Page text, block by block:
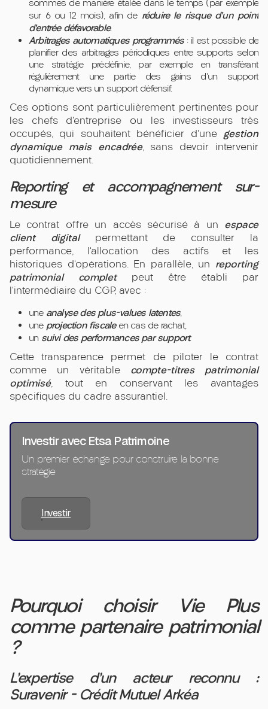
sommes de manière étalée dans le temps (par exemple
sur 6 ou 12 mois), afin de réduire le risque d’un point
d’entrée défavorable.
Arbitrages automatiques programmés: il est possible de
planifier des arbitrages périodiques entre supports selon
une stratégie prédéfinie, par exemple en transférant
régulièrement une partie des gains d’un support
dynamique vers un support défensif.
Ces options sont particulièrement pertinentes pour
les chefs d’entreprise ou les investisseurs très
occupés, qui souhaitent bénéficier d’une gestion
dynamique mais encadrée, sans devoir intervenir
quotidiennement.
Reporting et accompagnement sur-
mesure
Le contrat offre un accès sécurisé à un espace
client digitalpermettant de consulter la
performance, l’allocation des actifs et les
historiques d’opérations. En parallèle, un reporting
patrimonial completpeut être établi par
l’intermédiaire du CGP, avec :
une analyse des plus-values latentes,
une projection fiscaleen cas de rachat,
un suivi des performances par support.
Cette transparence permet de piloter le contrat
comme un véritable compte-titres patrimonial
optimisé, tout en conservant les avantages
spécifiques du cadre assurantiel.
Investir avec Etsa Patrimoine
Un premier échange pour construire la bonne
stratégie
Investir
Pourquoi choisir Vie Plus
comme partenaire patrimonial
?
L’expertise d’un acteur reconnu :
Suravenir – Crédit Mutuel Arkéa